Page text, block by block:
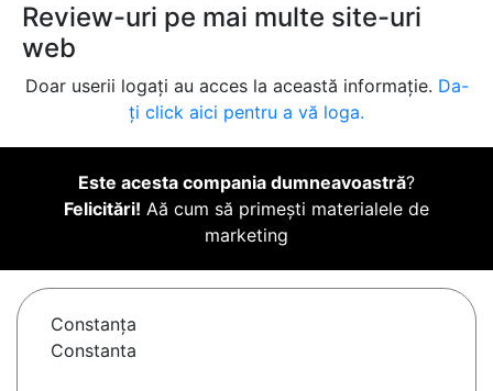
Review-uri pe mai multe site-uri
web
Doar userii logați au acces la această informație. Da-
ți click aici pentru a vă loga.
Este acesta compania dumneavoastră?
Felicitări! Aă cum să primești materialele de
marketing
Constanţa
Constanta